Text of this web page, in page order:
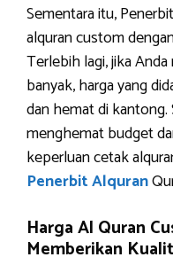
Sementara itu,
alquran custom
Terlebih lagi, jika
banyak, harga yang
dan hemat di
menghemat budget
keperluan cetak
Penerbit Alquran
Harga Al Quran
Memberikan